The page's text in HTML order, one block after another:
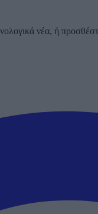
νέα, ή